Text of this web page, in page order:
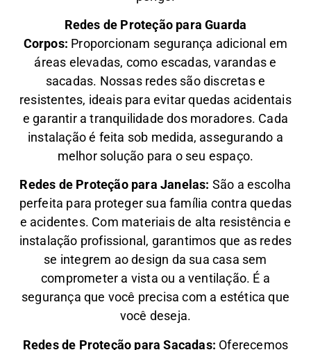
Redes de Proteção para Guarda
Corpos: Proporcionam segurança adicional em
áreas elevadas, como escadas, varandas e
sacadas. Nossas redes são discretas e
resistentes, ideais para evitar quedas acidentais
e garantir a tranquilidade dos moradores. Cada
instalação é feita sob medida, assegurando a
melhor solução para o seu espaço.
Redes de Proteção para Janelas: São a escolha
perfeita para proteger sua família contra quedas
e acidentes. Com materiais de alta resistência e
instalação profissional, garantimos que as redes
se integrem ao design da sua casa sem
comprometer a vista ou a ventilação. É a
segurança que você precisa com a estética que
você deseja.
Redes de Proteção para Sacadas: Oferecemos